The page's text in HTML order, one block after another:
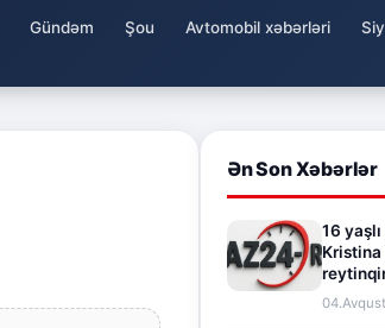
Gündəm Şou Avtomobil xəbərləri
Ən Son Xəbərlər
16
Kristina